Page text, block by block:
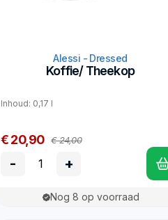
Alessi - Dressed
Koffie/ Theekop
Inhoud: 0,17 l
€ 20,90 € 24,00
- +
Nog 8 op voorraad